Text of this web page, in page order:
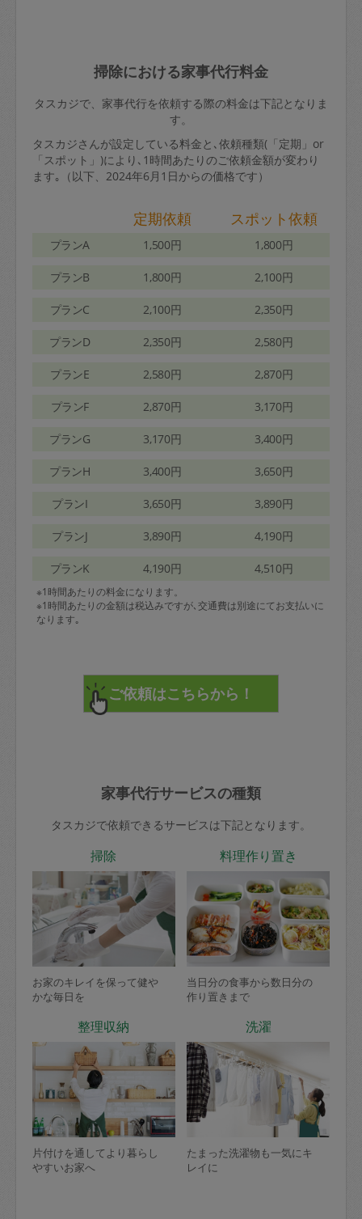
掃除における家事代行料金
タスカジで、家事代行を依頼する際の料金は下記となりま
す。
タスカジさんが設定している料金と､依頼種類(「定期」or
「スポット」)により､1時間あたりのご依頼金額が変わり
ます｡（以下、2024年6月1日からの価格です）
定期依頼 スポット依頼
プランA 1,500円 1,800円
プランB 1,800円 2,100円
プランC 2,100円 2,350円
プランD 2,350円 2,580円
プランE 2,580円 2,870円
プランF 2,870円 3,170円
プランG 3,170円 3,400円
プランH 3,400円 3,650円
プランI 3,650円 3,890円
プランJ 3,890円 4,190円
プランK 4,190円 4,510円
※1時間あたりの料金になります。
※1時間あたりの金額は税込みですが､交通費は別途にてお支払いに
なります｡
家事代行サービスの種類
タスカジで依頼できるサービスは下記となります。
掃除
お家のキレイを保って健や
かな毎日を
料理作り置き
当日分の食事から数日分の
作り置きまで
整理収納
片付けを通してより暮らし
やすいお家へ
洗濯
たまった洗濯物も一気にキ
レイに